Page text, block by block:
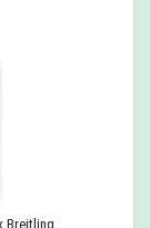
Breitling